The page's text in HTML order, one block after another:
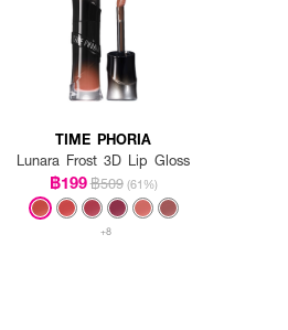
TIME PHORIA
Lunara Frost 3D Lip Gloss
฿199฿509 (61%)
+8